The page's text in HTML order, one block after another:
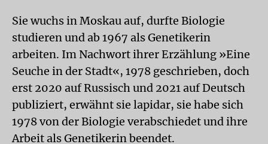
Sie wuchs in Moskau auf, durfte Biologie
studieren und ab 1967 als Genetikerin
arbeiten. Im Nachwort ihrer Erzählung »Eine
Seuche in der Stadt«, 1978 geschrieben, doch
erst 2020 auf Russisch und 2021 auf Deutsch
publiziert, erwähnt sie lapidar, sie habe sich
1978 von der Biologie verabschiedet und ihre
Arbeit als Genetikerin beendet.